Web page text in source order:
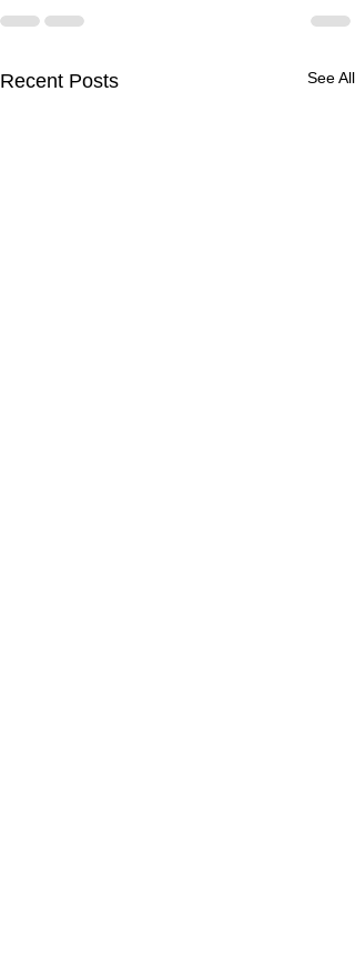
Recent Posts See All